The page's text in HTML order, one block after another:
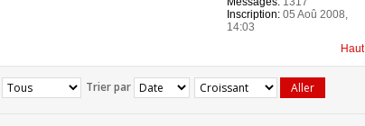
Inscription:05 Aoû 2008,
14:03
Haut
Trier par